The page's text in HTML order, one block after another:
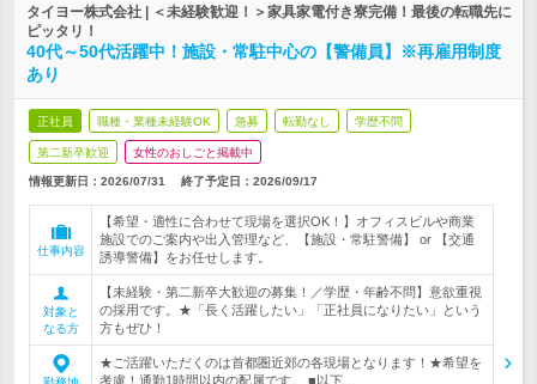
タイヨー株式会社 | ＜未経験歓迎！＞家具家電付き寮完備！最後の転職先に
ピッタリ！
40代～50代活躍中！施設・常駐中心の【警備員】※再雇用制度
あり
正社員 職種・業種未経験OK 急募 転勤なし 学歴不問
第二新卒歓迎 女性のおしごと掲載中
情報更新日：2026/07/31 終了予定日： 2026/09/17
仕事内容
【希望・適性に合わせて現場を選択OK！】オフィスビルや商業
施設でのご案内や出入管理など、【施設・常駐警備】 or 【交通
誘導警備】をお任せします。
対象と
なる方
【未経験・第二新卒大歓迎の募集！／学歴・年齢不問】意欲重視
の採用です。★「長く活躍したい」「正社員になりたい」という
方もぜひ！
★ご活躍いただくのは首都圏近郊の各現場となります！★希望を
考慮！通勤1時間以内の配属です。 ■以下…